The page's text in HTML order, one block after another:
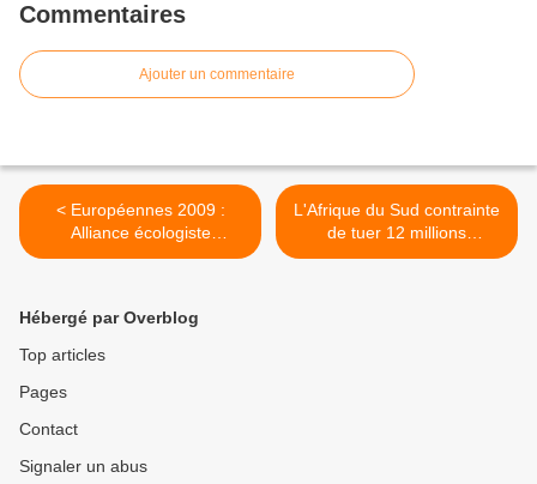
Commentaires
Ajouter un commentaire
< Européennes 2009 :
Alliance écologiste
indépendante
L'Afrique du Sud contrainte
de tuer 12 millions
d'abeilles malades >
Hébergé par Overblog
Top articles
Pages
Contact
Signaler un abus